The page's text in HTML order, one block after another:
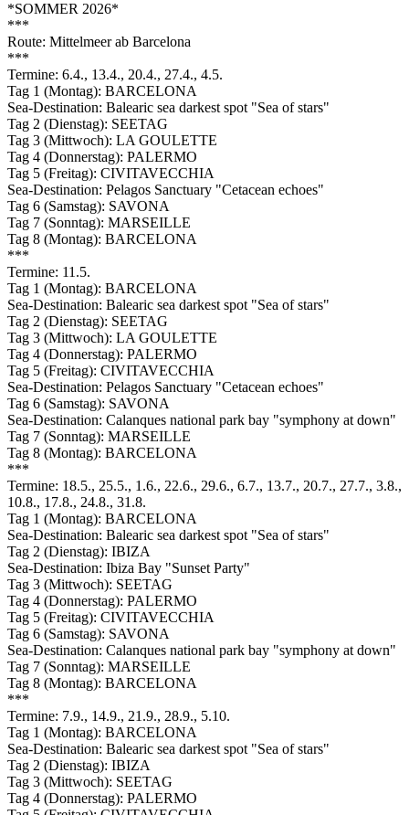
*SOMMER 2026*
***
Route: Mittelmeer ab Barcelona
***
Termine: 6.4., 13.4., 20.4., 27.4., 4.5.
Tag 1 (Montag): BARCELONA
Sea-Destination: Balearic sea darkest spot "Sea of stars"
Tag 2 (Dienstag): SEETAG
Tag 3 (Mittwoch): LA GOULETTE
Tag 4 (Donnerstag): PALERMO
Tag 5 (Freitag): CIVITAVECCHIA
Sea-Destination: Pelagos Sanctuary "Cetacean echoes"
Tag 6 (Samstag): SAVONA
Tag 7 (Sonntag): MARSEILLE
Tag 8 (Montag): BARCELONA
***
Termine: 11.5.
Tag 1 (Montag): BARCELONA
Sea-Destination: Balearic sea darkest spot "Sea of stars"
Tag 2 (Dienstag): SEETAG
Tag 3 (Mittwoch): LA GOULETTE
Tag 4 (Donnerstag): PALERMO
Tag 5 (Freitag): CIVITAVECCHIA
Sea-Destination: Pelagos Sanctuary "Cetacean echoes"
Tag 6 (Samstag): SAVONA
Sea-Destination: Calanques national park bay "symphony at down"
Tag 7 (Sonntag): MARSEILLE
Tag 8 (Montag): BARCELONA
***
Termine: 18.5., 25.5., 1.6., 22.6., 29.6., 6.7., 13.7., 20.7., 27.7., 3.8.,
10.8., 17.8., 24.8., 31.8.
Tag 1 (Montag): BARCELONA
Sea-Destination: Balearic sea darkest spot "Sea of stars"
Tag 2 (Dienstag): IBIZA
Sea-Destination: Ibiza Bay "Sunset Party"
Tag 3 (Mittwoch): SEETAG
Tag 4 (Donnerstag): PALERMO
Tag 5 (Freitag): CIVITAVECCHIA
Tag 6 (Samstag): SAVONA
Sea-Destination: Calanques national park bay "symphony at down"
Tag 7 (Sonntag): MARSEILLE
Tag 8 (Montag): BARCELONA
***
Termine: 7.9., 14.9., 21.9., 28.9., 5.10.
Tag 1 (Montag): BARCELONA
Sea-Destination: Balearic sea darkest spot "Sea of stars"
Tag 2 (Dienstag): IBIZA
Tag 3 (Mittwoch): SEETAG
Tag 4 (Donnerstag): PALERMO